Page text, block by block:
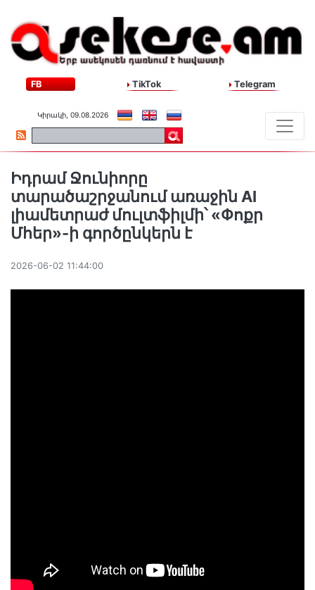
FB TikTok Telegram
Կիրակի, 09.08.2026
Իդրամ Ջունիորը
տարածաշրջանում առաջին AI
լիամետրաժ մուլտֆիլմի՝ «Փոքր
Մհեր»-ի գործընկերն է
2026-06-02 11:44:00